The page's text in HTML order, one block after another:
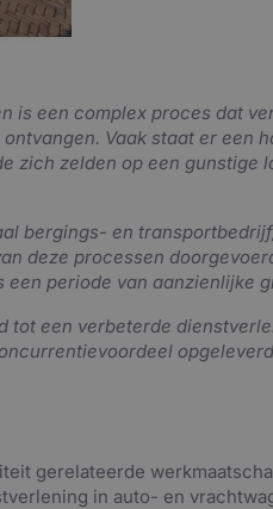
is een complex proces dat
Vaak staat er een
zich zelden op een gunstige
bergings- en
deze processen
periode van aanzienlijke
tot een verbeterde
gerelateerde
in auto- en